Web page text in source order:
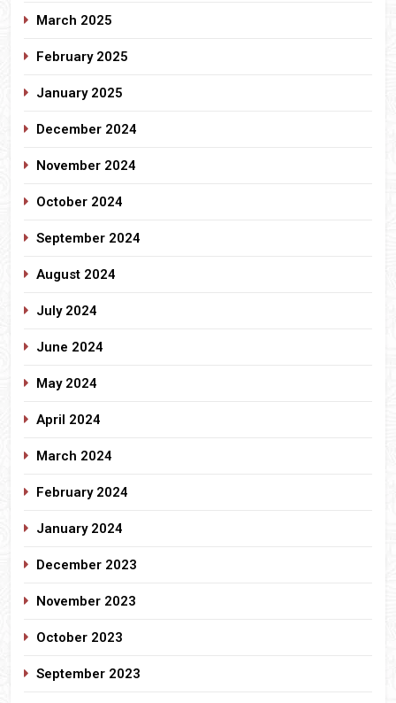
March 2025
February 2025
January 2025
December 2024
November 2024
October 2024
September 2024
August 2024
July 2024
June 2024
May 2024
April 2024
March 2024
February 2024
January 2024
December 2023
November 2023
October 2023
September 2023